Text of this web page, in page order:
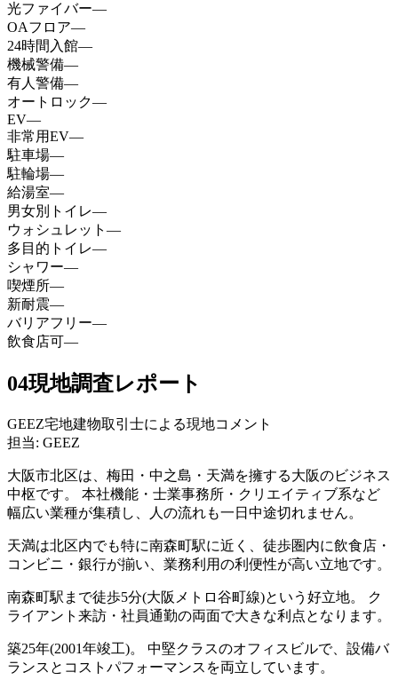
光ファイバー—
OAフロア—
24時間入館—
機械警備—
有人警備—
オートロック—
EV—
非常用EV—
駐車場—
駐輪場—
給湯室—
男女別トイレ—
ウォシュレット —
多目的トイレ—
シャワー—
喫煙所—
新耐震—
バリアフリー—
飲食店可—
04現地調査レポート
GEEZ宅地建物取引士による現地コメント
担当: GEEZ
大阪市北区は、梅田・中之島・天満を擁する大阪のビジネス
中枢です。 本社機能・士業事務所・クリエイティブ系など
幅広い業種が集積し、人の流れも一日中途切れません。
天満は北区内でも特に南森町駅に近く、徒歩圏内に飲食店・
コンビニ・銀行が揃い、業務利用の利便性が高い立地です。
南森町駅まで徒歩5分(大阪メトロ谷町線)という好立地。 ク
ライアント来訪・社員通勤の両面で大きな利点となります。
築25年(2001年竣工)。 中堅クラスのオフィスビルで、設備バ
ランスとコストパフォーマンスを両立しています。